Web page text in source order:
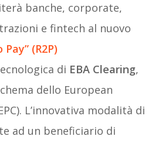
banche, corporate,
e fintech al nuovo
(R2P)
di EBA Clearing,
dello European
L’innovativa modalità di
ad un beneficiario di